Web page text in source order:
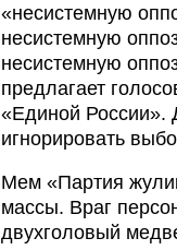
«несистемную
несистемную
несистемную
предлагает
«Единой России».
игнорировать
Мем «Партия
массы. Враг
двухголовый